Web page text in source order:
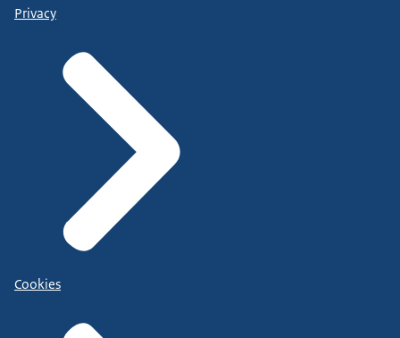
Privacy
Cookies